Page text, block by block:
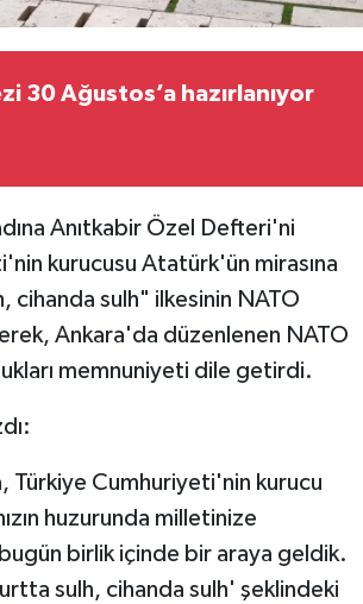
30 Ağustos’a hazırlanıyor
Anıtkabir Özel Defteri'ni
kurucusu Atatürk'ün mirasına
cihanda sulh" ilkesinin NATO
Ankara'da düzenlenen NATO
memnuniyeti dile getirdi.
Türkiye Cumhuriyeti'nin kurucu
huzurunda milletinize
birlik içinde bir araya geldik.
sulh, cihanda sulh' şeklindeki